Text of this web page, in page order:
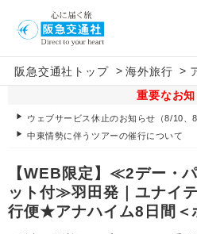
阪急交通社トップ > 海外旅行 >
重要なお
ウェブサービス休止のお知らせ（8/10、
中東情勢に伴うツアーの催行について
【WEB限定】≪2デー・
ット付≫羽田発｜ユナイ
行便★アナハイム8日間＜